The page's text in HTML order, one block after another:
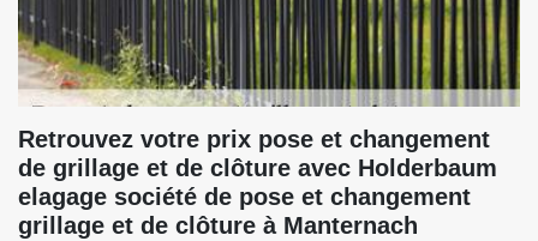
Retrouvez votre prix pose et changement
de grillage et de clôture avec Holderbaum
elagage société de pose et changement
grillage et de clôture à Manternach